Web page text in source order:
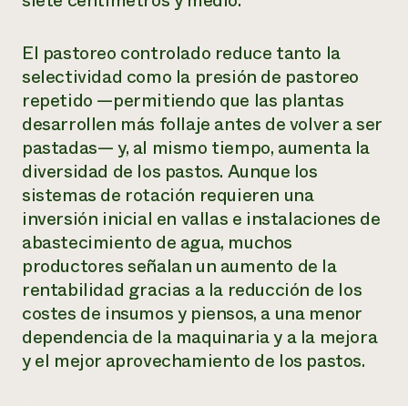
El pastoreo controlado reduce tanto la
selectividad como la presión de pastoreo
repetido —permitiendo que las plantas
desarrollen más follaje antes de volver a ser
pastadas— y, al mismo tiempo, aumenta la
diversidad de los pastos. Aunque los
sistemas de rotación requieren una
inversión inicial en vallas e instalaciones de
abastecimiento de agua, muchos
productores señalan un aumento de la
rentabilidad gracias a la reducción de los
costes de insumos y piensos, a una menor
dependencia de la maquinaria y a la mejora
y el mejor aprovechamiento de los pastos.